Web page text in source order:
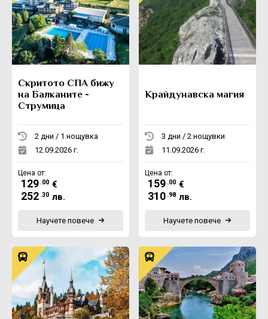
Скритото СПА бижу
на Балканите -
Струмица
2 дни / 1 нощувка
12.09.2026 г.
Цена от:
129 .00 €
252 .30 лв.
Научете повече
Крайдунавска магия
3 дни / 2 нощувки
11.09.2026 г.
Цена от:
159 .00 €
310 .98 лв.
Научете повече